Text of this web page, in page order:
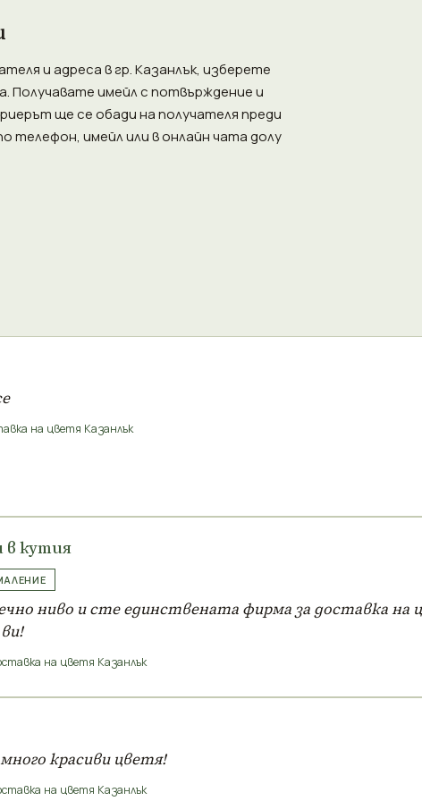
и адреса в гр. Казанлък, изберете
Получавате имейл с потвърждение и
ще се обади на получателя преди
телефон, имейл или в онлайн чата долу
на цветя Казанлък
в кутия
ниво и сте единствената фирма за доставка на
на цветя Казанлък
красиви цветя!
на цветя Казанлък